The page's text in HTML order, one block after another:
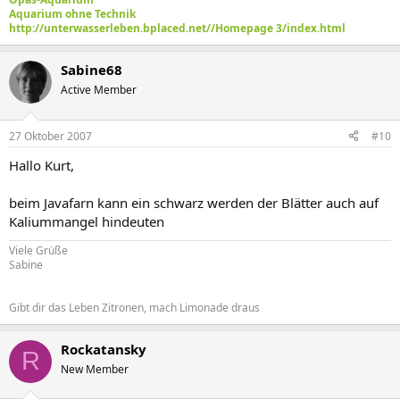
Aquarium ohne Technik
http://unterwasserleben.bplaced.net//Homepage 3/index.html
Sabine68
Active Member
27 Oktober 2007 #10
Hallo Kurt,
beim Javafarn kann ein schwarz werden der Blätter auch auf
Kaliummangel hindeuten
Viele Grüße
Sabine
Gibt dir das Leben Zitronen, mach Limonade draus
R Rockatansky
New Member